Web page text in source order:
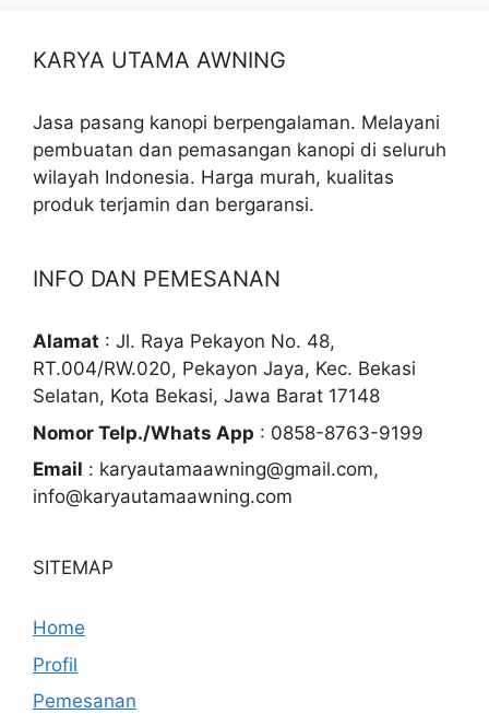
KARYA UTAMA AWNING
Jasa pasang kanopi berpengalaman. Melayani
pembuatan dan pemasangan kanopi di seluruh
wilayah Indonesia. Harga murah, kualitas
produk terjamin dan bergaransi.
INFO DAN PEMESANAN
Alamat : Jl. Raya Pekayon No. 48,
RT.004/RW.020, Pekayon Jaya, Kec. Bekasi
Selatan, Kota Bekasi, Jawa Barat 17148
Nomor Telp./Whats App : 0858-8763-9199
Email : karyautamaawning@gmail.com,
info@karyautamaawning.com
SITEMAP
Home
Profil
Pemesanan